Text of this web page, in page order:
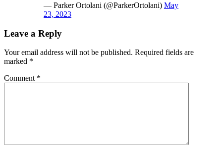
— Parker Ortolani (@ParkerOrtolani) May
23, 2023
Leave a Reply
Your email address will not be published. Required fields are
marked *
Comment *